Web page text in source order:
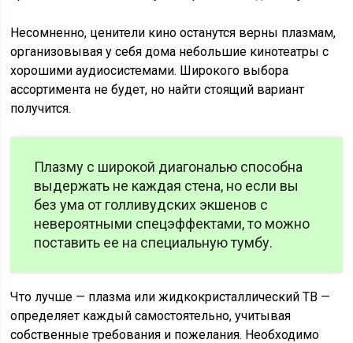
Несомненно, ценители кино останутся верны плазмам,
организовывая у себя дома небольшие кинотеатры с
хорошими аудиосистемами. Широкого выбора
ассортимента не будет, но найти стоящий вариант
получится.
Плазму с широкой диагональю способна
выдержать не каждая стена, но если вы
без ума от голливудских экшенов с
невероятными спецэффектами, то можно
поставить ее на специальную тумбу.
Что лучше — плазма или жидкокристаллический ТВ —
определяет каждый самостоятельно, учитывая
собственные требования и пожелания. Необходимо